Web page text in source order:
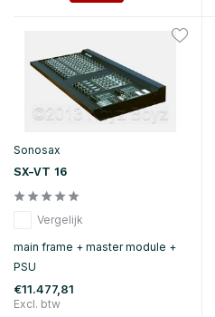
Sonosax
SX-VT 16
Vergelijk
main frame + master module +
PSU
€11.477,81
Excl. btw